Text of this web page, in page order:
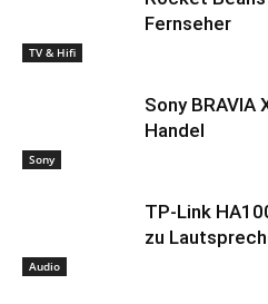
TV & Hifi
Fernseher
Sony
Sony BRAVIA
Handel
Audio
TP-Link
zu